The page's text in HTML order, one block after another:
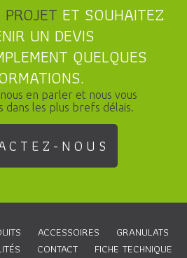
ET SOUHAITEZ
UN DEVIS
QUELQUES
en parler et nous vous
dans les plus brefs délais.
NOUS
ACCESSOIRES
GRANULATS
CONTACT FICHE TECHNIQUE